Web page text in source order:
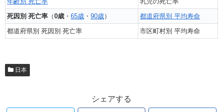
死因別 死亡率 （0歳 ・ 65歳 ・ 90歳）
都道府県別 平均寿命
都道府県別 死因別 死亡率
市区町村別 平均寿命
日本
シェアする